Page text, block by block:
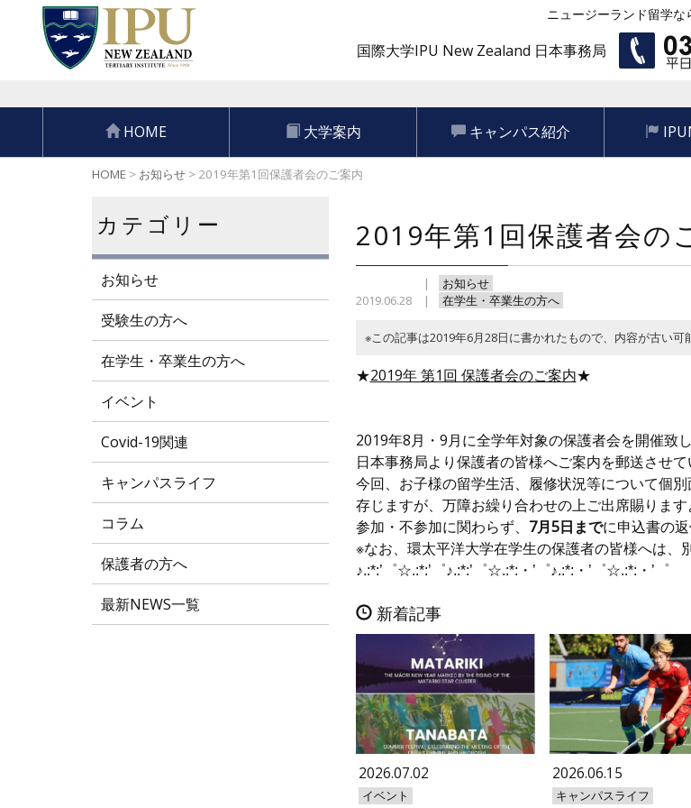
ニュージーランド留学
国際大学IPU New Zealand 日本事務局
HOME
大学案内 キャンパス紹介
HOME > お知らせ > 2019年第1回保護者会のご案内
2019年第1回保護者会の
2019.06.28
お知らせ
在学生・卒業生の方へ
※この記事は2019年6月28日に書かれたもので、内容が古い可
★2019年 第1回 保護者会のご案内★
2019年8月・9月に全学年対象の保護者会を開催致し
日本事務局より保護者の皆様へご案内を郵送させて
今回、お子様の留学生活、 履修状況等について個
存じますが、 万障お繰り合わせの上ご出席賜ります
参加・不参加に関わらず、 7月5日までに申込書の返
※なお、環太平洋大学在学生の保護者の皆様へは、
♪.:*:’゜☆.:*:’゜♪.:*:’゜☆.:*:・’゜♪.:*:・’゜☆.:*:・’゜
新着記事
2026.07.02
イベント
2026.06.15
キャンパスライフ
カテゴリー
お知らせ
受験生の方へ
在学生・卒業生の方へ
イベント
Covid-19関連
キャンパスライフ
コラム
保護者の方へ
最新NEWS一覧